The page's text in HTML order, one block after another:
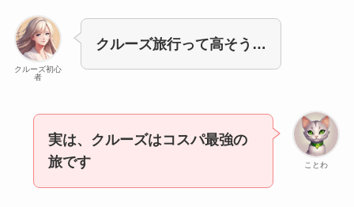
クルーズ初心
者
クルーズ旅行って高そう…
ことわ
実は、クルーズはコスパ最強の
旅です